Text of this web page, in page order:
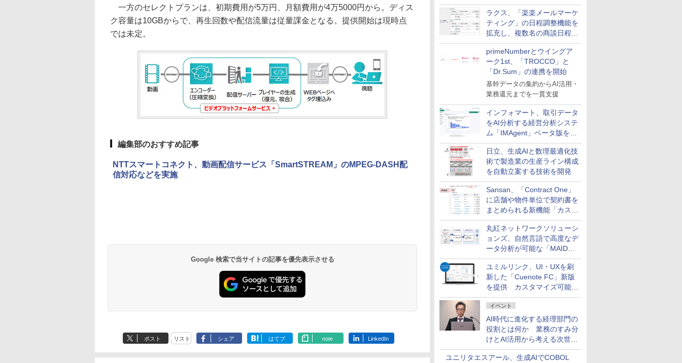
送信防止アドインサービス」
を提供
ラクス、「楽楽メールマーケ
ティング」の日程調整機能を
拡充し、複数名の商談日程調
整を効率化
primeNumberとウイングア
ーク1st、「TROCCO」と
「Dr.Sum」の連携を開始
基幹データの集約からAI活用・
業務還元までを一貫支援
インフォマート、取引データ
をAI分析する経営分析システ
ム「IMAgent」ベータ版を提
供
日立、生成AIと数理最適化技
術で製造業の生産ライン構成
を自動立案する技術を開発
Sansan、「Contract One」
に店舗や物件単位で契約書を
まとめられる新機能「カスタ
ム契約ツリー」を追加
丸紅ネットワークソリューシ
ョンズ、自然言語で高度なデ
ータ分析が可能な「MAIDOA
AI ASSIST」を9月より提供
ユミルリンク、UI・UXを刷
新した「Cuenote FC」新版
を提供 カスタマイズ可能な
ダッシュボード画面を搭載
イベント
AI時代に進化する経理部門の
役割とは何か 業務のすみ分
けとAI活用から考える次世代
ファイナンス戦略
ユニリタエスアール、生成AIでCOBOL
一方のセレクトプランは、初期費用が5万円、月額費用が4万5000円から。ディス
ク容量は10GBからで、再生回数や配信流量は従量課金となる。提供開始は現時点
では未定。
編集部のおすすめ記事
NTTスマートコネクト、動画配信サービス「SmartSTREAM」のMPEG-DASH配
信対応などを実施
Google 検索で当サイトの記事を優先表示させる
ポスト リスト シェア はてブ note LinkedIn